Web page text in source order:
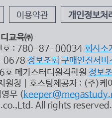
이용약관 개인정보처
교육㈜
번호 : 780-87-00034 회사소
-0678 정보조회 구매안전서비
메가스터디원격학원 정보
원청 | 호스팅제공자 : (주)케
무 (
All rights reserved.